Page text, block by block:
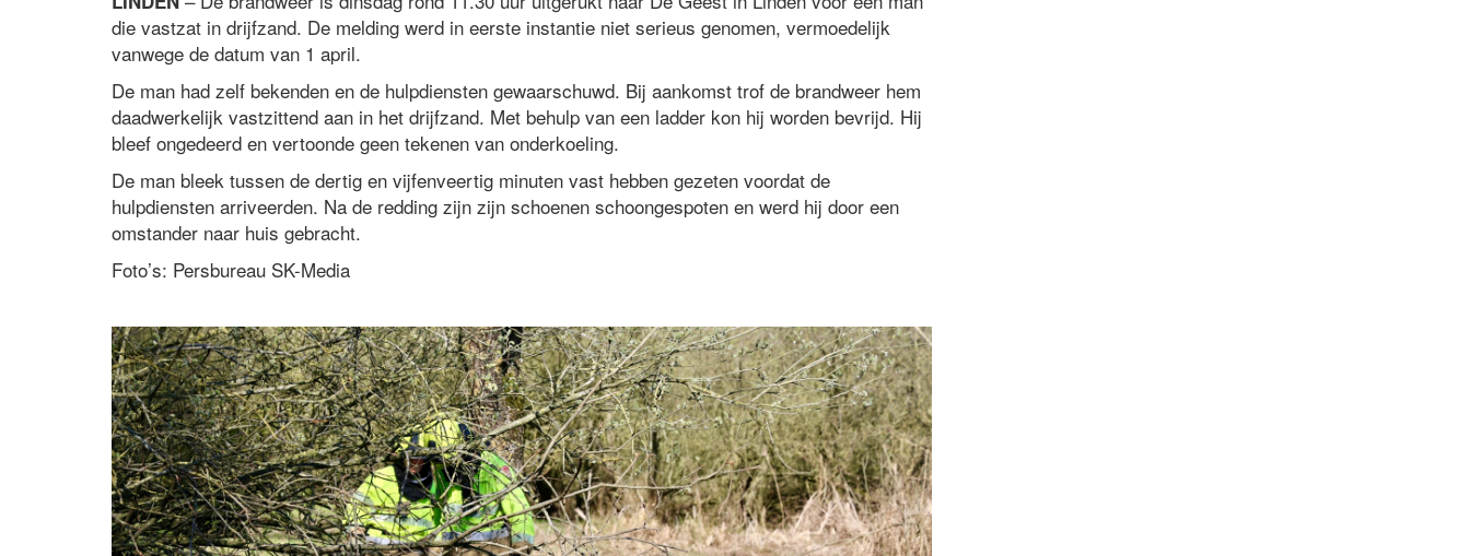
die vastzat in drijfzand. De melding werd in eerste instantie niet serieus genomen, vermoedelijk
vanwege de datum van 1 april.
De man had zelf bekenden en de hulpdiensten gewaarschuwd. Bij aankomst trof de brandweer hem
daadwerkelijk vastzittend aan in het drijfzand. Met behulp van een ladder kon hij worden bevrijd. Hij
bleef ongedeerd en vertoonde geen tekenen van onderkoeling.
De man bleek tussen de dertig en vijfenveertig minuten vast hebben gezeten voordat de
hulpdiensten arriveerden. Na de redding zijn zijn schoenen schoongespoten en werd hij door een
omstander naar huis gebracht.
Foto’s: Persbureau SK-Media